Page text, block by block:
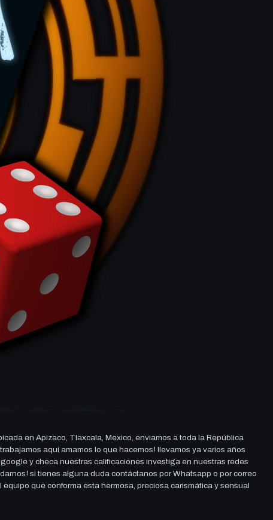
en Apizaco, Tlaxcala, Mexico, enviamos a toda la República
aquí amamos lo que hacemos! llevamos ya varios años
y checa nuestras calificaciones investiga en nuestras redes
si tienes alguna duda contáctanos por Whatsapp o por correo
que conforma esta hermosa, preciosa carismática y sensual